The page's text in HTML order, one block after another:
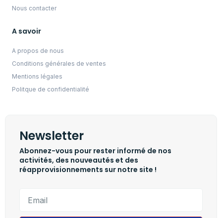
Nous contacter
A savoir
A propos de nous
Conditions générales de ventes
Mentions légales
Politque de confidentialité
Newsletter
Abonnez-vous pour rester informé de nos
activités, des nouveautés et des
réapprovisionnements sur notre site !